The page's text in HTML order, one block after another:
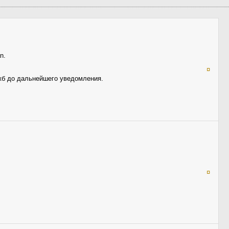
до дальнейшего уведомления.
¤
¤